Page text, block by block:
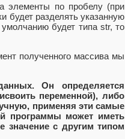
элементы по пробелу (при
будет разделять указанную
будет типа str, то
полученного массива мы
Он определяется
переменной), либо
применяя эти самые
программы может иметь
значение с другим типом